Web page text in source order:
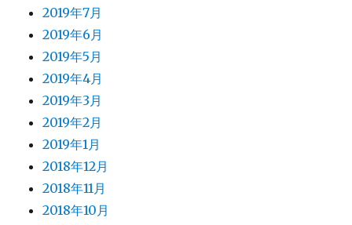
2019年7月
2019年6月
2019年5月
2019年4月
2019年3月
2019年2月
2019年1月
2018年12月
2018年11月
2018年10月